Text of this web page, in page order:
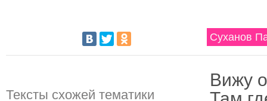
Суханов
Вижу
Тексты схожей тематики